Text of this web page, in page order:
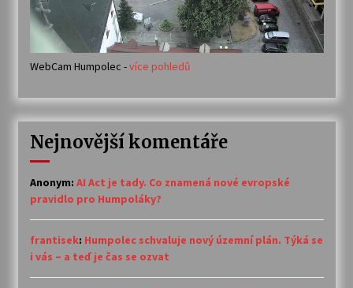
WebCam Humpolec -více pohledů
Nejnovější komentáře
Anonym: AI Act je tady. Co znamená nové evropské
pravidlo pro Humpoláky?
frantisek: Humpolec schvaluje nový územní plán. Týká se
i vás – a teď je čas se ozvat